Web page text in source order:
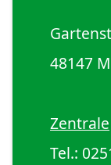
48147
Zentrale
Tel.: